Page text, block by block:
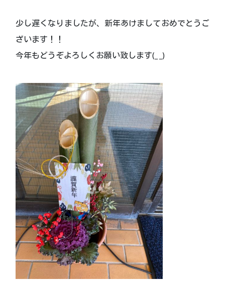
少し遅くなりましたが、新年あけましておめでとうご
ざいます！！
今年もどうぞよろしくお願い致します(_ _)